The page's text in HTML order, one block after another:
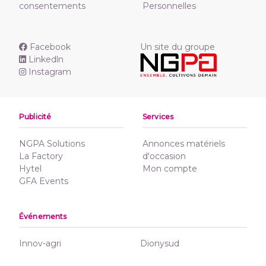
consentements
Personnelles
Facebook
Linkedln
Instagram
Un site du groupe
Publicité
NGPA Solutions
La Factory
Hytel
GFA Events
Services
Annonces matériels
d'occasion
Mon compte
Événements
Innov-agri Dionysud